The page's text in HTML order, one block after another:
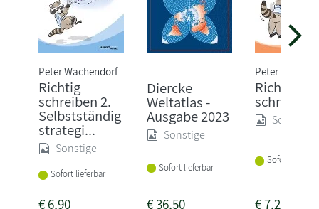
Peter Wachendorf
Richtig
schreiben 2.
Selbstständig
strategi...
Sonstige
Sofort lieferbar
€6,90
Diercke
Weltatlas -
Ausgabe 2023
Sonstige
Sofort lieferbar
€36,50
Peter
Richtig
schreiben
Sonstige
Sofort
€7,20